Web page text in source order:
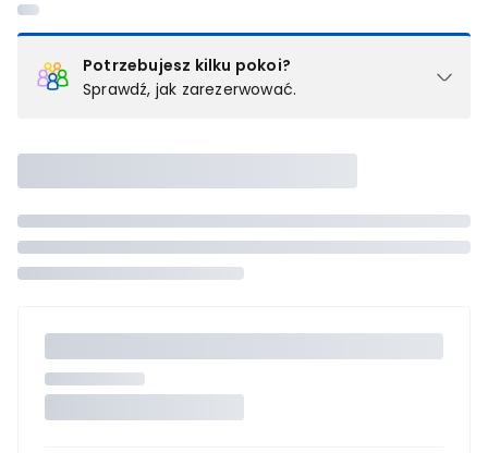
Potrzebujesz kilku pokoi?
Sprawdź, jak zarezerwować.
pokoju (lub apartamencie, willi itd.). Wybierz jedną z ofert z listy
i zarezerwuj ją. Zrób oddzielne rezerwacje dla każdego
kolejnego pokoju lubskontaktuj się z nami,by złożyć
zamówienie u naszego doradcy.
Maksymalna liczba uczestników
maksymalny limit dla 1 pokoju.